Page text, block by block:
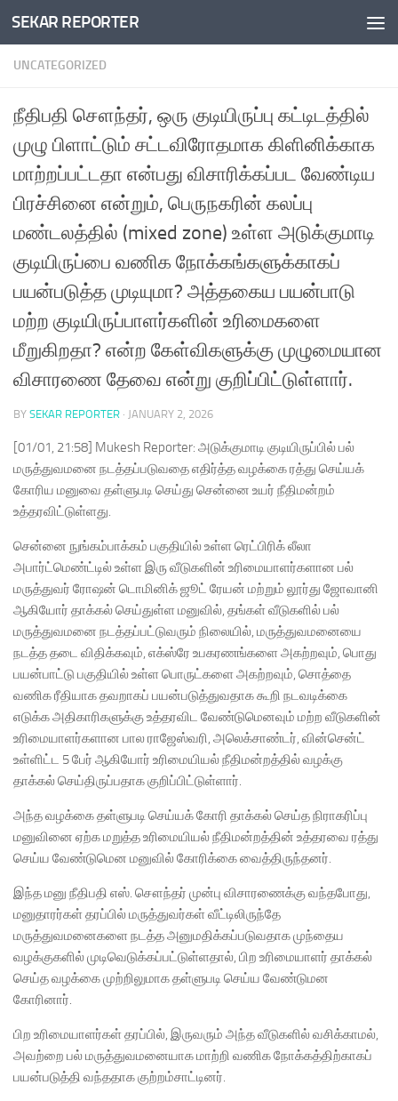
Skip to content
SEKAR REPORTER
UNCATEGORIZED
நீதிபதி சௌந்தர், ஒரு குடியிருப்பு கட்டிடத்தில்
முழு பிளாட்டும் சட்டவிரோதமாக கிளினிக்காக
மாற்றப்பட்டதா என்பது விசாரிக்கப்பட வேண்டிய
பிரச்சினை என்றும், பெருநகரின் கலப்பு
மண்டலத்தில் (mixed zone) உள்ள அடுக்குமாடி
குடியிருப்பை வணிக நோக்கங்களுக்காகப்
பயன்படுத்த முடியுமா? அத்தகைய பயன்பாடு
மற்ற குடியிருப்பாளர்களின் உரிமைகளை
மீறுகிறதா? என்ற கேள்விகளுக்கு முழுமையான
விசாரணை தேவை என்று குறிப்பிட்டுள்ளார்.
BY SEKAR REPORTER · JANUARY 2, 2026
[01/01, 21:58] Mukesh Reporter: அடுக்குமாடி குடியிருப்பில் பல்
மருத்துவமனை நடத்தப்படுவதை எதிர்த்த வழக்கை ரத்து செய்யக்
கோரிய மனுவை தள்ளுபடி செய்து சென்னை உயர் நீதிமன்றம்
உத்தரவிட்டுள்ளது.
சென்னை நுங்கம்பாக்கம் பகுதியில் உள்ள ரெட்பிரிக் லீலா
அபார்ட்மெண்ட்டில் உள்ள இரு வீடுகளின் உரிமையாளர்களான பல்
மருத்துவர் ரோஷன் டொமினிக் ஜூட் ரேயன் மற்றும் லூர்து ஜோவானி
ஆகியோர் தாக்கல் செய்துள்ள மனுவில், தங்கள் வீடுகளில் பல்
மருத்துவமனை நடத்தப்பட்டுவரும் நிலையில், மருத்துவமனையை
நடத்த தடை விதிக்கவும், எக்ஸ்ரே உபகரணங்களை அகற்றவும், பொது
பயன்பாட்டு பகுதியில் உள்ள பொருட்களை அகற்றவும், சொத்தை
வணிக ரீதியாக தவறாகப் பயன்படுத்துவதாக கூறி நடவடிக்கை
எடுக்க அதிகாரிகளுக்கு உத்தரவிட வேண்டுமெனவும் மற்ற வீடுகளின்
உரிமையாளர்களான பால ராஜேஸ்வரி, அலெக்சாண்டர், வின்சென்ட்
உள்ளிட்ட 5 பேர் ஆகியோர் உரிமையியல் நீதிமன்றத்தில் வழக்கு
தாக்கல் செய்திருப்பதாக குறிப்பிட்டுள்ளார்.
அந்த வழக்கை தள்ளுபடி செய்யக் கோரி தாக்கல் செய்த நிராகரிப்பு
மனுவினை ஏற்க மறுத்த உரிமையியல் நீதிமன்றத்தின் உத்தரவை ரத்து
செய்ய வேண்டுமென மனுவில் கோரிக்கை வைத்திருந்தனர்.
இந்த மனு நீதிபதி எஸ். சௌந்தர் முன்பு விசாரணைக்கு வந்தபோது,
மனுதாரர்கள் தரப்பில் மருத்துவர்கள் வீட்டிலிருந்தே
மருத்துவமனைகளை நடத்த அனுமதிக்கப்படுவதாக முந்தைய
வழக்குகளில் முடிவெடுக்கப்பட்டுள்ளதால், பிற உரிமையாளர் தாக்கல்
செய்த வழக்கை முற்றிலுமாக தள்ளுபடி செய்ய வேண்டுமன
கோரினார்.
பிற உரிமையாளர்கள் தரப்பில், இருவரும் அந்த வீடுகளில் வசிக்காமல்,
அவற்றை பல் மருத்துவமனையாக மாற்றி வணிக நோக்கத்திற்காகப்
பயன்படுத்தி வந்ததாக குற்றம்சாட்டினர்.